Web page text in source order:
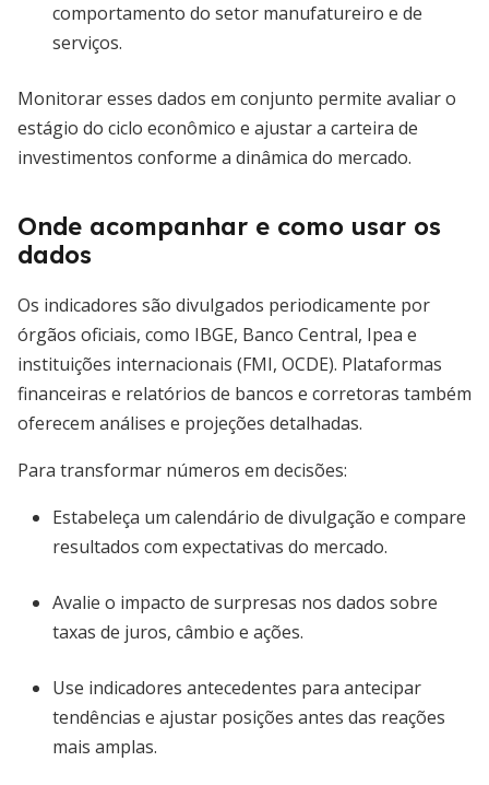
comportamento do setor manufatureiro e de
serviços.
Monitorar esses dados em conjunto permite avaliar o
estágio do ciclo econômico e ajustar a carteira de
investimentos conforme a dinâmica do mercado.
Onde acompanhar e como usar os
dados
Os indicadores são divulgados periodicamente por
órgãos oficiais, como IBGE, Banco Central, Ipea e
instituições internacionais (FMI, OCDE). Plataformas
financeiras e relatórios de bancos e corretoras também
oferecem análises e projeções detalhadas.
Para transformar números em decisões:
Estabeleça um calendário de divulgação e compare
resultados com expectativas do mercado.
Avalie o impacto de surpresas nos dados sobre
taxas de juros, câmbio e ações.
Use indicadores antecedentes para antecipar
tendências e ajustar posições antes das reações
mais amplas.